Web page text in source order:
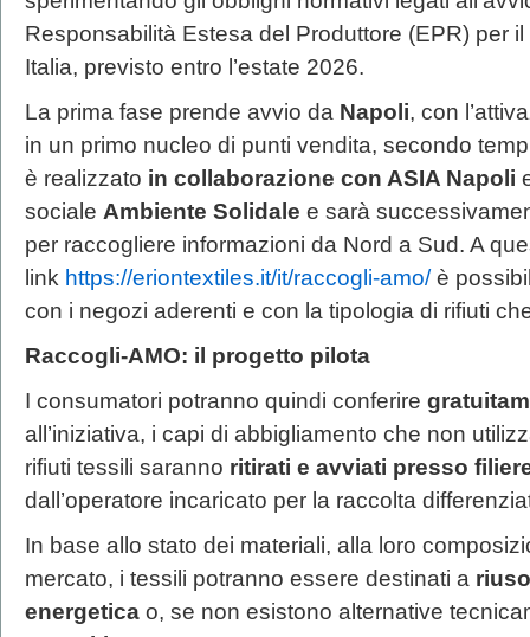
Responsabilità Estesa del Produttore (EPR) per
Italia, previsto entro l’estate 2026.
La prima fase prende avvio da Napoli, con
in un primo nucleo di punti vendita, secondo
è realizzato in collaborazione con ASIA Napoli
sociale Ambiente Solidale e sarà
per raccogliere informazioni da Nord a Sud. A
link https://eriontextiles.it/it/raccogli-amo/è
con i negozi aderenti e con la tipologia di rifiuti
Raccogli-AMO: il progetto pilota
I consumatori potranno quindi conferire
all’iniziativa, i capi di abbigliamento che non
rifiuti tessili saranno ritirati e avviati presso
dall’operatore incaricato per la raccolta
In base allo stato dei materiali, alla loro
mercato, i tessili potranno essere destinati a
energetica o, se non esistono alternative